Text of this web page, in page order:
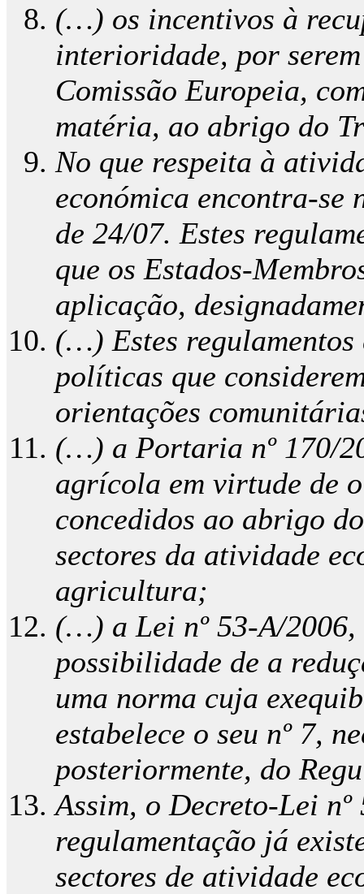
(…) os incentivos à
interioridade, por
Comissão Europeia,
matéria, ao abrigo do
No que respeita à
económica encontra-se
de 24/07. Estes
que os Estados-
aplicação,
(…) Estes regulamentos
políticas que
orientações
(…) a Portaria nº 170/
agrícola em virtude de
concedidos ao abrigo
sectores da atividade
agricultura;
(…) a Lei nº 53-A/2006,
possibilidade de a
uma norma cuja
estabelece o seu nº 7,
posteriormente, do
Assim, o Decreto-Lei
regulamentação já
sectores de atividade